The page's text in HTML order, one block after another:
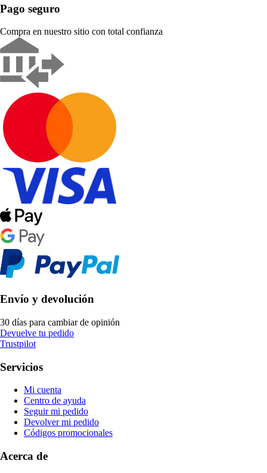
Pago seguro
Compra en nuestro sitio con total confianza
Envío y devolución
30 días para cambiar de opinión
Devuelve tu pedido
Trustpilot
Servicios
Mi cuenta
Centro de ayuda
Seguir mi pedido
Devolver mi pedido
Códigos promocionales
Acerca de